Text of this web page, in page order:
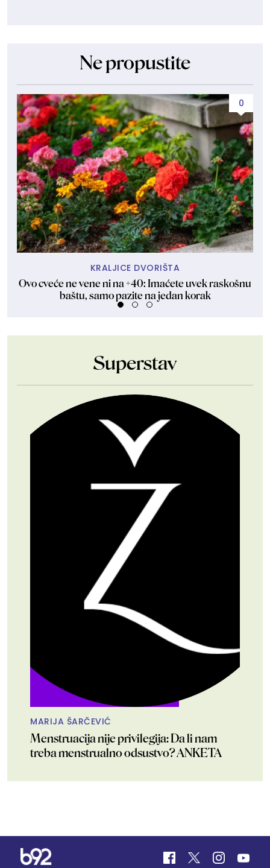
Ne propustite
0
KRALJICE DVORIŠTA
Ovo cveće ne vene ni na +40: Imaćete uvek raskošnu
baštu, samo pazite na jedan korak
Superstav
MARIJA ŠARČEVIĆ
Menstruacija nije privilegija: Da li nam
treba menstrualno odsustvo? ANKETA